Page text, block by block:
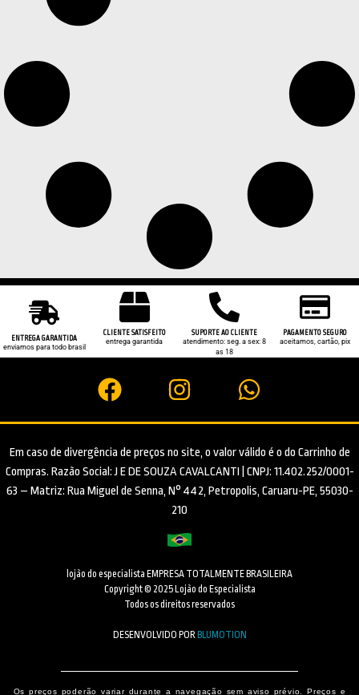
ENTREGA GARANTIDA
enviamos para todo brasil
CLIENTE SATISFEITO
entrega garantida
SUPORTE AO CLIENTE
atendimento: seg. a sex: 8
as 18
PAGAMENTO SEGURO
aceitamos, cartão, pix
Em caso de divergência de preços no site, o valor válido é o do Carrinho de
Compras. Razão Social: J E DE SOUZA CAVALCANTI | CNPJ: 11.402.252/0001-
63 – Matriz: Rua Miguel de Senna, N° 442, Petropolis, Caruaru-PE, 55030-
210
lojão do especialista EMPRESA TOTALMENTE BRASILEIRA
Copyright © 2025 Lojão do Especialista
Todos os direitos reservados
DESENVOLVIDO POR BLUMOTION
Os preços poderão variar durante a navegação sem aviso prévio. Preços e